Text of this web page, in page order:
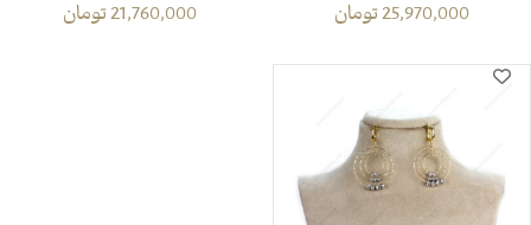
25,970,000تومان
21,760,000تومان